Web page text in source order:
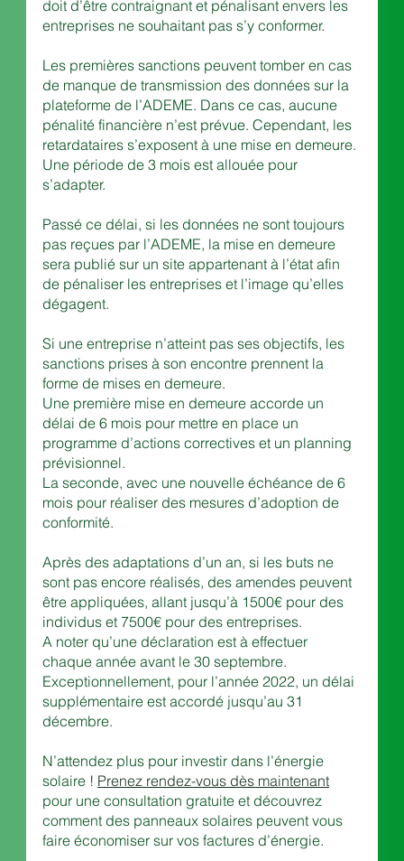
doit d’être contraignant et pénalisant envers les
entreprises ne souhaitant pas s’y conformer.
Les premières sanctions peuvent tomber en cas
de manque de transmission des données sur la
plateforme de l’ADEME. Dans ce cas, aucune
pénalité financière n’est prévue. Cependant, les
retardataires s’exposent à une mise en demeure.
Une période de 3 mois est allouée pour
s’adapter.
Passé ce délai, si les données ne sont toujours
pas reçues par l’ADEME, la mise en demeure
sera publié sur un site appartenant à l’état afin
de pénaliser les entreprises et l’image qu’elles
dégagent.
Si une entreprise n’atteint pas ses objectifs, les
sanctions prises à son encontre prennent la
forme de mises en demeure.
Une première mise en demeure accorde un
délai de 6 mois pour mettre en place un
programme d’actions correctives et un planning
prévisionnel.
La seconde, avec une nouvelle échéance de 6
mois pour réaliser des mesures d’adoption de
conformité.
Après des adaptations d’un an, si les buts ne
sont pas encore réalisés, des amendes peuvent
être appliquées, allant jusqu’à 1500€ pour des
individus et 7500€ pour des entreprises.
A noter qu’une déclaration est à effectuer
chaque année avant le 30 septembre.
Exceptionnellement, pour l’année 2022, un délai
supplémentaire est accordé jusqu’au 31
décembre.
N’attendez plus pour investir dans l’énergie
solaire ! Prenez rendez-vous dès maintenant
pour une consultation gratuite et découvrez
comment des panneaux solaires peuvent vous
faire économiser sur vos factures d’énergie.